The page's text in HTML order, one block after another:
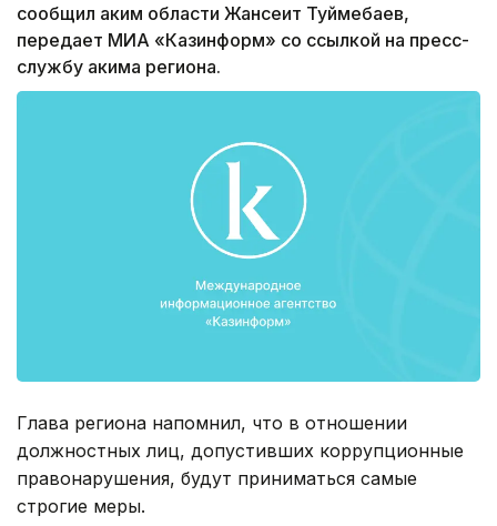
сообщил аким области Жансеит Туймебаев,
передает МИА «Казинформ» со ссылкой на пресс-
службу акима региона.
Глава региона напомнил, что в отношении
должностных лиц, допустивших коррупционные
правонарушения, будут приниматься самые
строгие меры.